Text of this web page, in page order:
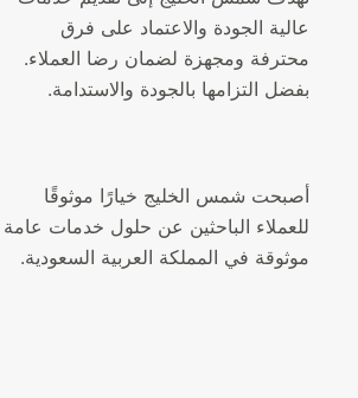
عالية الجودة والاعتماد على فرق
محترفة ومجهزة لضمان رضا العملاء.
بفضل التزامها بالجودة والاستدامة.
أصبحت شمس الخليج خيارًا موثوقًا
للعملاء الباحثين عن حلول خدمات عامة
موثوقة في المملكة العربية السعودية.